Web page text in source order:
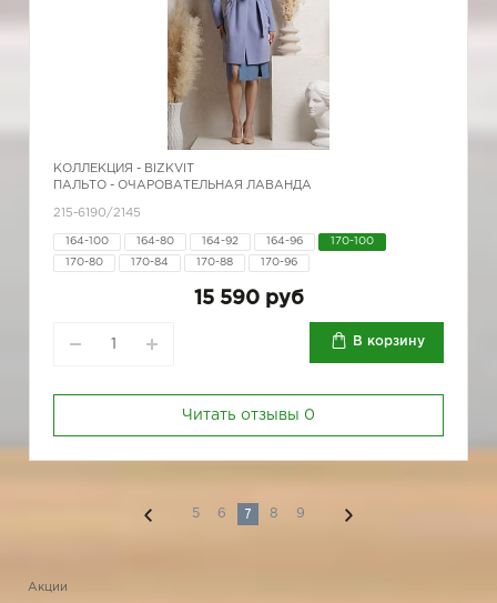
КОЛЛЕКЦИЯ - BIZKVIT
ПАЛЬТО - ОЧАРОВАТЕЛЬНАЯ ЛАВАНДА
215-6190/2145
164-100 164-80 164-92 164-96 170-100
170-80 170-84 170-88 170-96
15 590 руб
В корзину
Читать отзывы 0
5 6 7 8 9
Акции